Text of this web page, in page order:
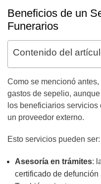
Beneficios de un
Funerarios
Contenido del
Como se mencionó
gastos de sepelio,
los beneficiarios
un proveedor externo.
Esto servicios pueden ser:
Asesoría en trámites:
certificado de